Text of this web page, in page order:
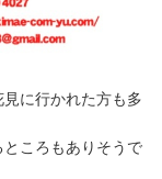
に行かれた方も多
ころもありそうで